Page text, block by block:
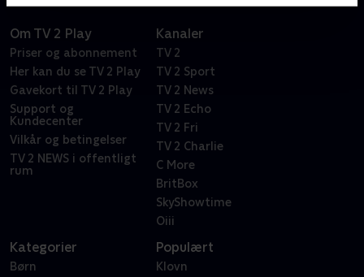
Om TV 2 Play
Priser og abonnement
Her kan du se TV 2 Play
Gavekort til TV 2 Play
Support og
Kundecenter
Vilkår og betingelser
TV 2 NEWS i offentligt
rum
Kanaler
TV 2
TV 2 Sport
TV 2 News
TV 2 Echo
TV 2 Fri
TV 2 Charlie
C More
BritBox
SkyShowtime
Oiii
Kategorier
Børn
Populært
Klovn